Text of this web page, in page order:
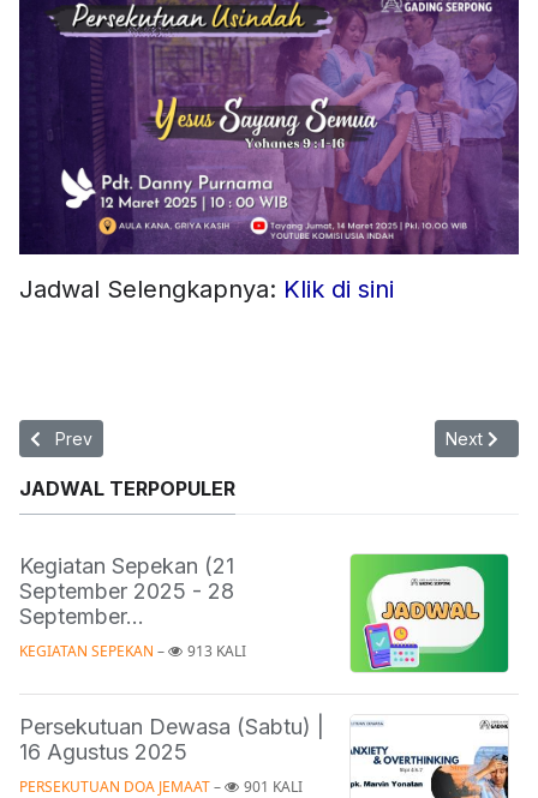
Jadwal Selengkapnya: Klik di sini
Previous article: Persekutuan Usia Indah | 19 Maret 2025
Prev Next
Next
JADWAL TERPOPULER
Kegiatan Sepekan (21
September 2025 - 28
September...
KEGIATAN SEPEKAN – 913 KALI
Persekutuan Dewasa (Sabtu) |
16 Agustus 2025
PERSEKUTUAN DOA JEMAAT – 901 KALI